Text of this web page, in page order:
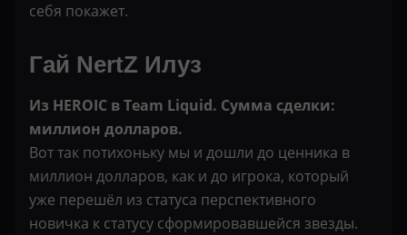
себя покажет.
Гай NertZ Илуз
Из HEROIC в Team Liquid. Сумма сделки:
миллион долларов.
Вот так потихоньку мы и дошли до ценника в
миллион долларов, как и до игрока, который
уже перешёл из статуса перспективного
новичка к статусу сформировавшейся звезды.